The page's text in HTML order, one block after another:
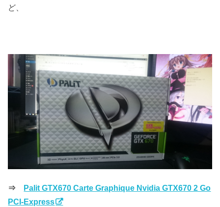
ど、
⇒
Palit GTX670 Carte Graphique Nvidia GTX670 2 Go
PCI-Express